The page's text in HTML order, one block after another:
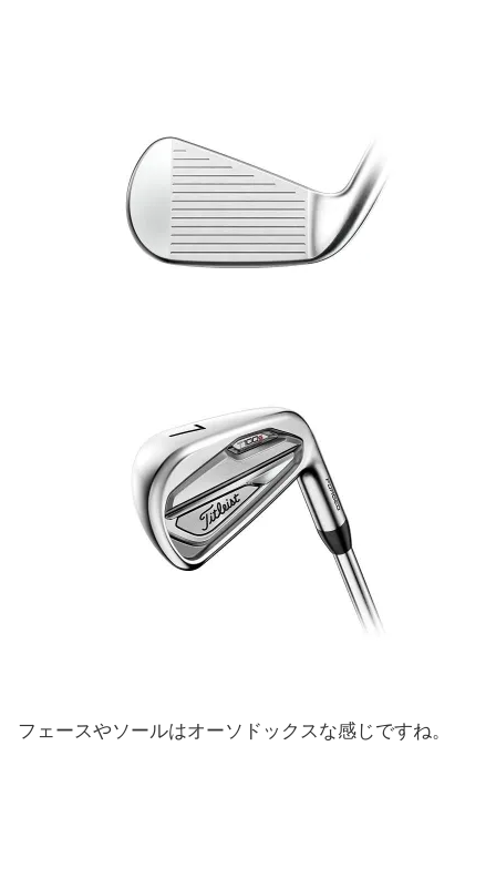
フェースやソールはオーソドックスな感じですね。